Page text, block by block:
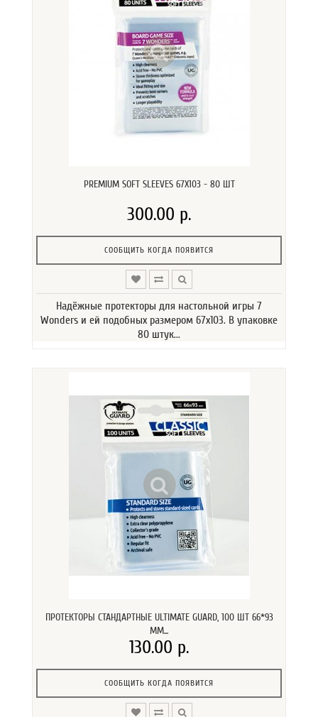
PREMIUM SOFT SLEEVES 67X103 - 80 ШТ
300.00 р.
СООБЩИТЬ КОГДА ПОЯВИТСЯ
Надёжные протекторы для настольной игры 7
Wonders и ей подобных размером 67х103. В упаковке
80 штук...
ПРОТЕКТОРЫ СТАНДАРТНЫЕ ULTIMATE GUARD, 100 ШТ 66*93
ММ...
130.00 р.
СООБЩИТЬ КОГДА ПОЯВИТСЯ